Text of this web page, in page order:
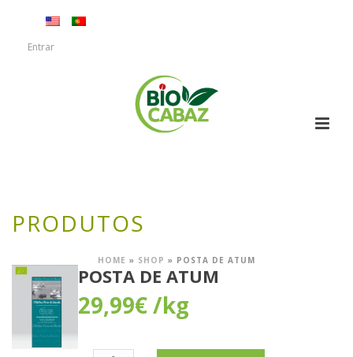
Entrar
PRODUTOS
HOME » SHOP » POSTA DE ATUM
POSTA DE ATUM
29,99€/kg